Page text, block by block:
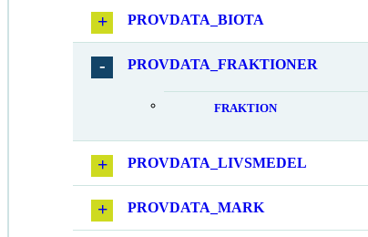
PROVDATA_BIOTA
PROVDATA_FRAKTIONER
FRAKTION
PROVDATA_LIVSMEDEL
PROVDATA_MARK